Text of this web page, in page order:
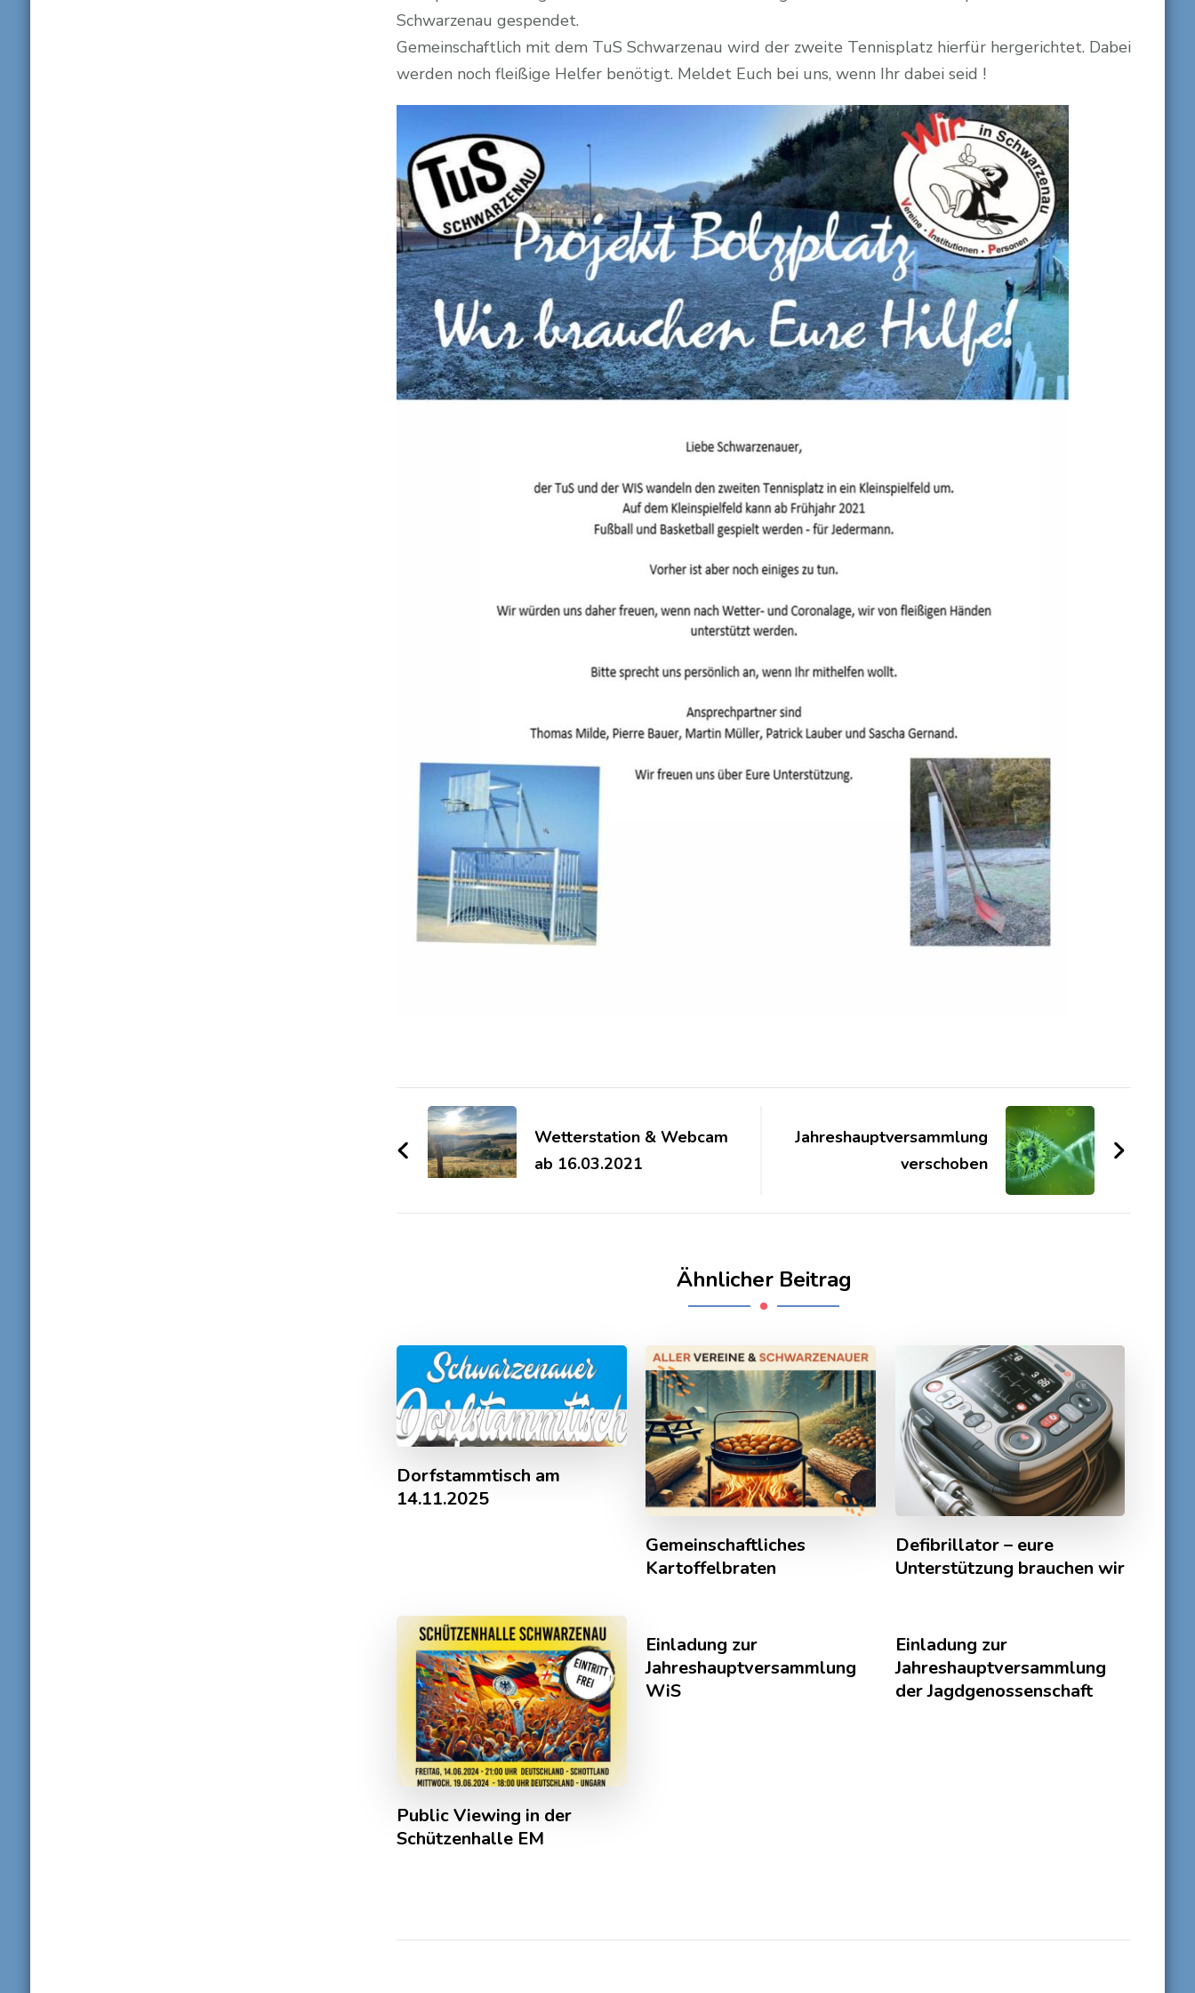
Schwarzenau gespendet.
Gemeinschaftlich mit dem TuS Schwarzenau wird der zweite Tennisplatz hierfür hergerichtet. Dabei
werden noch fleißige Helfer benötigt. Meldet Euch bei uns, wenn Ihr dabei seid !
Beitragsnavigation
Wetterstation & Webcam
ab 16.03.2021
Jahreshauptversammlung
verschoben
Ähnlicher Beitrag
Dorfstammtisch am
14.11.2025
Gemeinschaftliches
Kartoffelbraten
Defibrillator – eure
Unterstützung brauchen wir
Public Viewing in der
Schützenhalle EM
Einladung zur
Jahreshauptversammlung
WiS
Einladung zur
Jahreshauptversammlung
der Jagdgenossenschaft